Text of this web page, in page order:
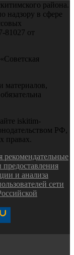
района.
надзору в сфере
81027 от
материалов,
iskitim-
РФ,
правах.
и анализа
сети